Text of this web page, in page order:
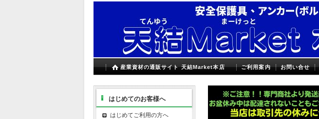
産業資材の通販サイト 天結Market本店 ご利用案内 お問い合せ
はじめてのお客様へ
はじめてご利用の方へ